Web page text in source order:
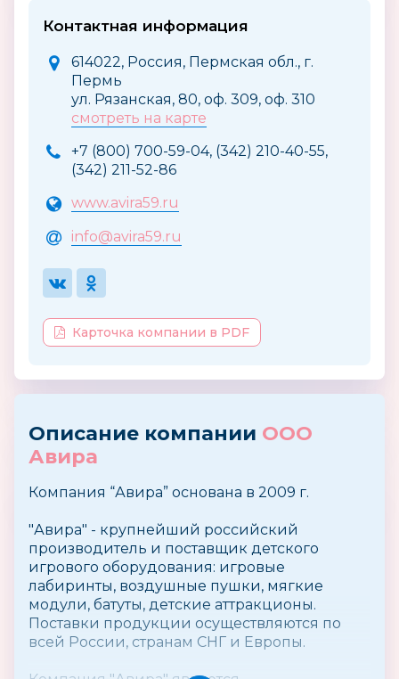
Контактная информация
614022, Россия, Пермская обл., г.
Пермь
ул. Рязанская, 80, оф. 309, оф. 310
смотреть на карте
+7 (800) 700-59-04, (342) 210-40-55,
(342) 211-52-86
www.avira59.ru
info@avira59.ru
Карточка компании в PDF
Описание компании ООО
Авира
Компания “Авира” основана в 2009 г.
″Авира″ - крупнейший российский
производитель и поставщик детского
игрового оборудования: игровые
лабиринты, воздушные пушки, мягкие
модули, батуты, детские аттракционы.
Поставки продукции осуществляются по
всей России, странам СНГ и Европы.